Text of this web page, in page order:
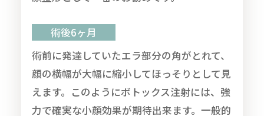
術後6ヶ月
術前に発達していたエラ部分の角がとれて、
顔の横幅が大幅に縮小してほっそりとして見
えます。このようにボトックス注射には、強
力で確実な小顔効果が期待出来ます。一般的